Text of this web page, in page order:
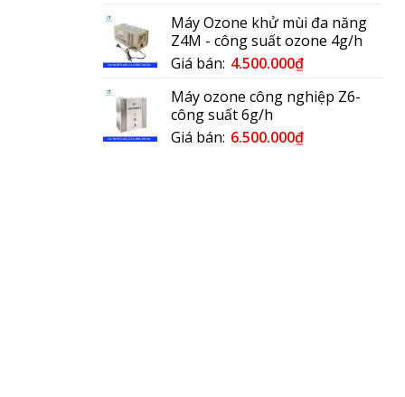
Máy Ozone khử mùi đa năng
Z4M - công suất ozone 4g/h
Giá bán: 4.500.000₫
Máy ozone công nghiệp Z6-
công suất 6g/h
Giá bán: 6.500.000₫